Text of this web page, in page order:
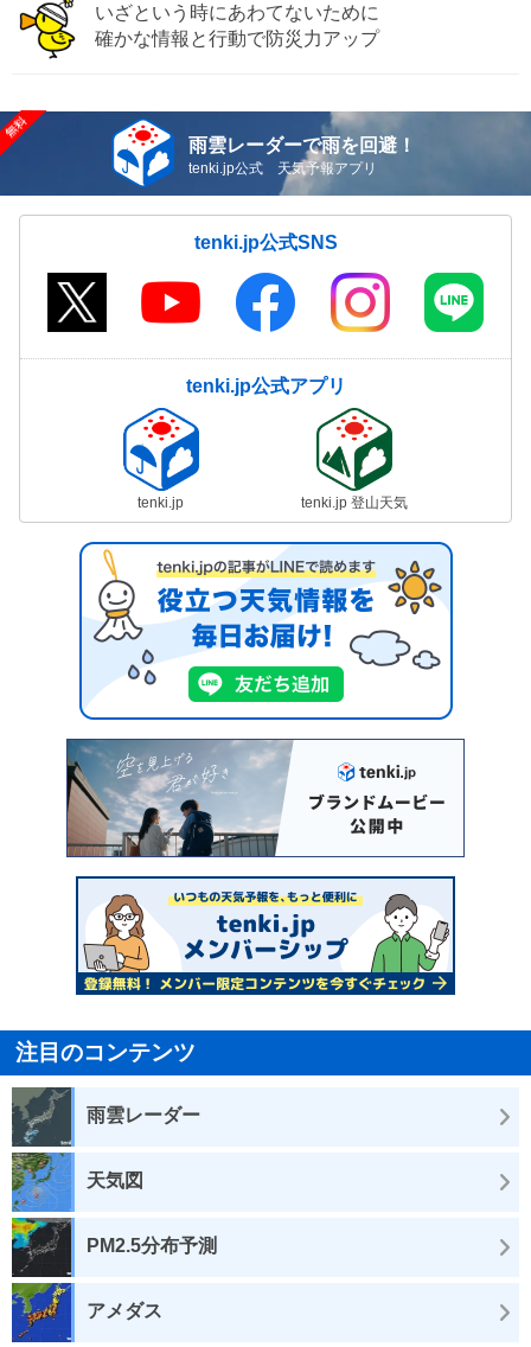
いざという時にあわてないために
確かな情報と行動で防災力アップ
雨雲レーダーで雨を回避！
tenki.jp公式 天気予報アプリ
tenki.jp公式SNS
tenki.jp公式アプリ
tenki.jp tenki.jp 登山天気
注目のコンテンツ
雨雲レーダー
天気図
PM2.5分布予測
アメダス